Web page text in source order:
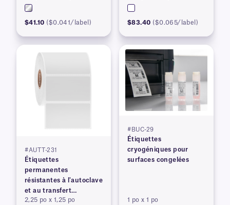
$41.10 ($0.041/label) $83.40 ($0.065/label)
#AUTT-231
Étiquettes
permanentes
résistantes à l'autoclave
et au transfert
thermique
2,25 po x 1,25 po
#BUC-29
Étiquettes
cryogéniques pour
surfaces congelées
1 po x 1 po